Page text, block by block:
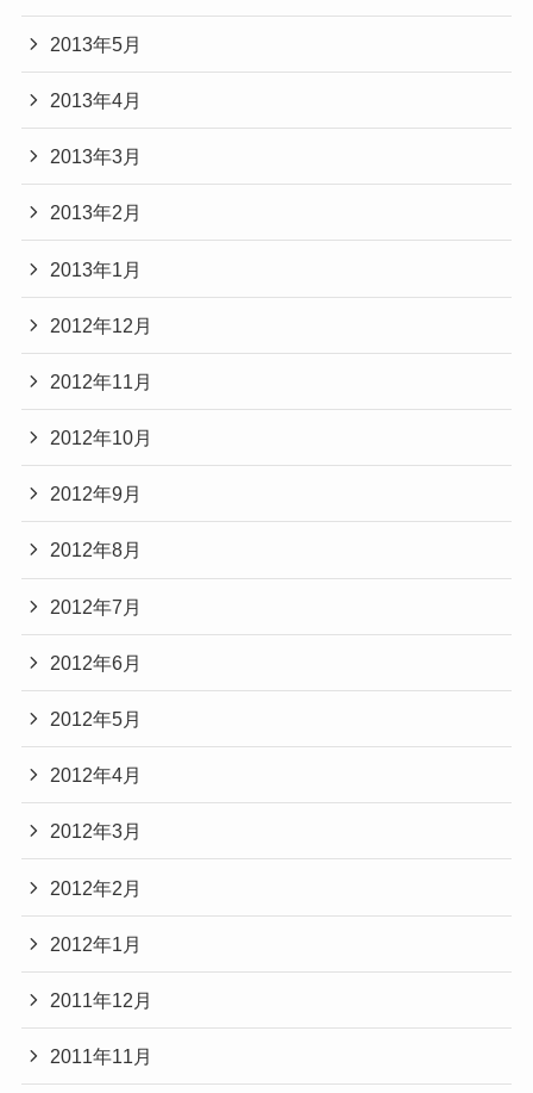
2013年5月
2013年4月
2013年3月
2013年2月
2013年1月
2012年12月
2012年11月
2012年10月
2012年9月
2012年8月
2012年7月
2012年6月
2012年5月
2012年4月
2012年3月
2012年2月
2012年1月
2011年12月
2011年11月